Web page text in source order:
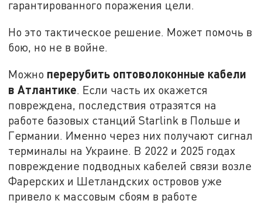
гарантированного поражения цели.
Но это тактическое решение. Может помочь в
бою, но не в войне.
Можно перерубить оптоволоконные кабели
в Атлантике. Если часть их окажется
повреждена, последствия отразятся на
работе базовых станций Starlink в Польше и
Германии. Именно через них получают сигнал
терминалы на Украине. В 2022 и 2025 годах
повреждение подводных кабелей связи возле
Фарерских и Шетландских островов уже
привело к массовым сбоям в работе